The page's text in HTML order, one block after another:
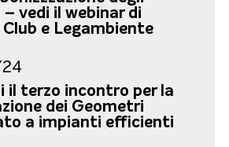
vedi il webinar di
e Legambiente
il terzo incontro per la
dei Geometri
a impianti efficienti